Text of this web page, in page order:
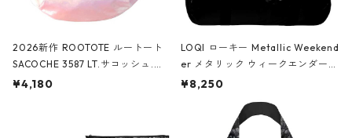
2026新作 ROOTOTE ルートート
SACOCHE 3587 LT.サコッシュ.ル
ミエ-B ショルダーバッグ グロスピ
¥4,180
LOQI ローキー Metallic Weekend
er メタリック ウィークエンダー
ボストンバッグ ショルダーバッグ
Black ジャン=ミッシェル・バスキ
ア/クラウン ブラック
¥8,250